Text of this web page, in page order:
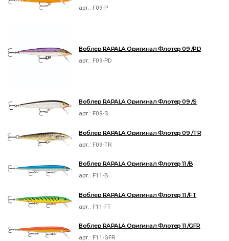
арт.: F09-P
Воблер RAPALA Оригинал Флотер 09 /PD
арт.: F09-PD
Воблер RAPALA Оригинал Флотер 09 /S
арт.: F09-S
Воблер RAPALA Оригинал Флотер 09 /TR
арт.: F09-TR
Воблер RAPALA Оригинал Флотер 11 /B
арт.: F11-B
Воблер RAPALA Оригинал Флотер 11 /FT
арт.: F11-FT
Воблер RAPALA Оригинал Флотер 11 /GFR
арт.: F11-GFR